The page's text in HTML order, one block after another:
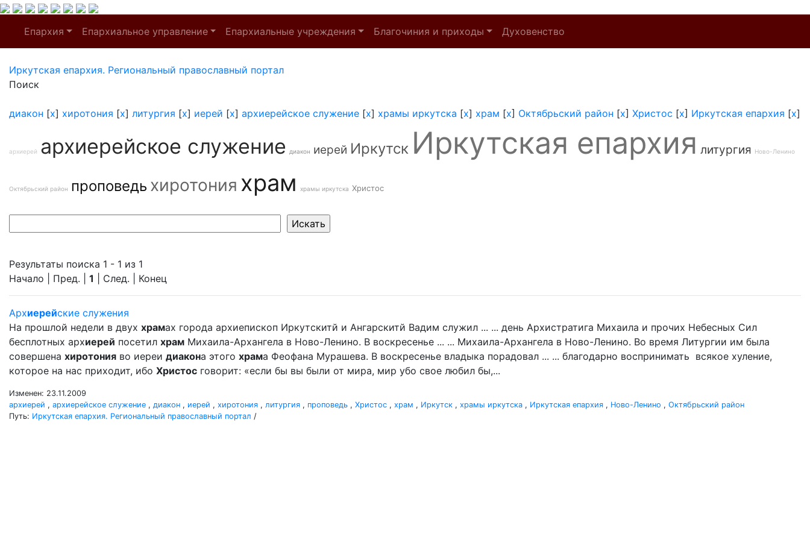
Епархия Епархиальное управление Епархиальные учреждения Благочиния и приходы Духовенство
Иркутская епархия. Региональный православный портал
Поиск
диакон [x] хиротония [x] литургия [x] иерей [x] архиерейское служение [x] храмы иркутска [x] храм [x] Октябрьский район [x] Христос [x] Иркутская епархия [x]
архиерей архиерейское служение диакон иерей Иркутск Иркутская епархия литургия Ново-Ленино
Октябрьский район проповедь хиротония храм храмы иркутска Христос
Результаты поиска 1 - 1 из 1
Начало | Пред. | 1 | След. | Конец
Архиерейские служения
На прошлой недели в двух храмах города архиепископ Иркутскитй и Ангарскитй Вадим служил ... ... день Архистратига Михаила и прочих Небесных Сил
бесплотных архиерей посетил храм Михаила-Архангела в Ново-Ленино. В воскресенье ... ... Михаила-Архангела в Ново-Ленино. Во время Литургии им была
совершена хиротония во иереи диакона этого храма Феофана Мурашева. В воскресенье владыка порадовал ... ... благодарно воспринимать всякое хуление,
которое на нас приходит, ибо Христос говорит: «если бы вы были от мира, мир убо свое любил бы,...
Изменен: 23.11.2009
архиерей , архиерейское служение , диакон , иерей , хиротония , литургия , проповедь , Христос , храм , Иркутск , храмы иркутска , Иркутская епархия , Ново-Ленино , Октябрьский район
Путь: Иркутская епархия. Региональный православный портал /